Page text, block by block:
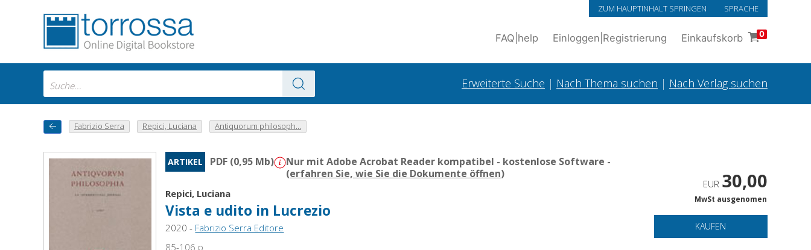
ZUM HAUPTINHALT SPRINGEN SPRACHE
FAQ help Einloggen Registrierung Einkaufskorb 0
Erweiterte Suche | Nach Thema suchen | Nach Verlag suchen
Fabrizio Serra Repici, Luciana Antiquorum philosoph...
ARTIKEL PDF (0,95 Mb)
Nur mit Adobe Acrobat Reader kompatibel - kostenlose Software -
(erfahren Sie, wie Sie die Dokumente öffnen)
Repici, Luciana
Vista e udito in Lucrezio
2020 - Fabrizio Serra Editore
85-106 p.
EUR 30,00
MwSt ausgenomen
KAUFEN